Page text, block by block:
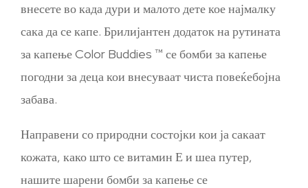
внесете во када дури и малото дете кое најмалку
сака да се капе. Брилијантен додаток на рутината
за капење Color Buddies ™ се бомби за капење
погодни за деца кои внесуваат чиста повеќебојна
забава.
Направени со природни состојки кои ја сакаат
кожата, како што се витамин Е и шеа путер,
нашите шарени бомби за капење се